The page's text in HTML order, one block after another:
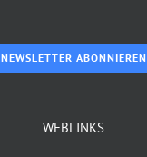
NEWSLETTER ABONNIEREN
WEBLINKS